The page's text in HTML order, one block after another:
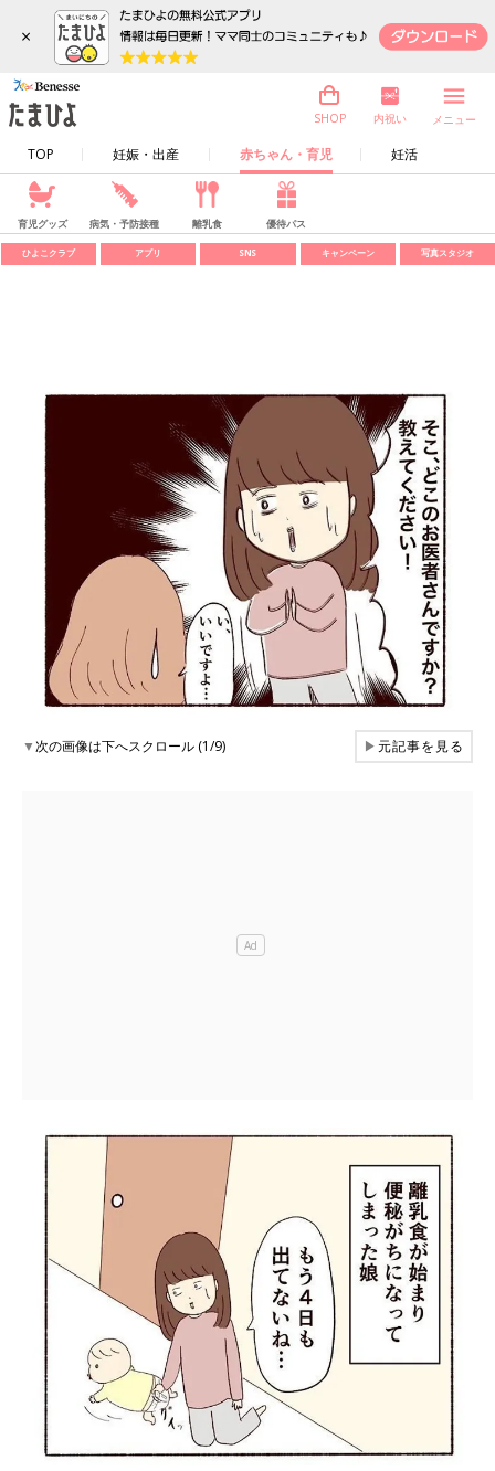
×
TOP 妊娠・出産 赤ちゃん・育児 妊活
SHOP 内祝い メニュー
育児グッズ 病気・予防接種 離乳食 優待パス
ひよこクラブ アプリ SNS キャンペーン 写真スタジオ
▼次の画像は下へスクロール (1/9) ▶元記事を見る